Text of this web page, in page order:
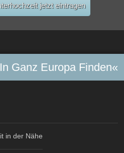
jetzt eintragen
Ganz Europa Finden«
in der Nähe